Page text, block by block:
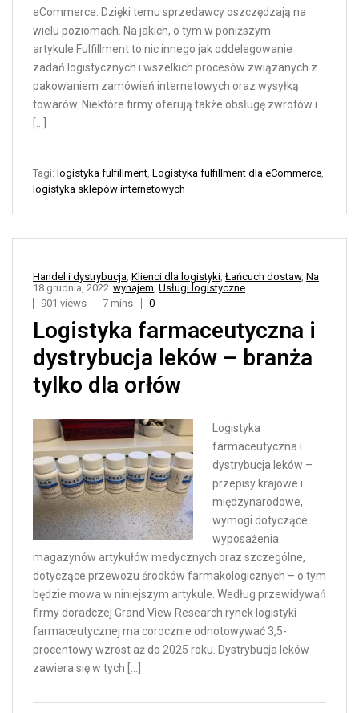
eCommerce. Dzięki temu sprzedawcy oszczędzają na
wielu poziomach. Na jakich, o tym w poniższym
artykule.Fulfillment to nic innego jak oddelegowanie
zadań logistycznych i wszelkich procesów związanych z
pakowaniem zamówień internetowych oraz wysyłką
towarów. Niektóre firmy oferują także obsługę zwrotów i
[…]
Tagi: logistyka fulfillment, Logistyka fulfillment dla eCommerce,
logistyka sklepów internetowych
Handel i dystrybucja, Klienci dla logistyki, Łańcuch dostaw, Na
wynajem, Usługi logistyczne
18 grudnia, 2022
901 views
7 mins 0
Logistyka farmaceutyczna i
dystrybucja leków – branża
tylko dla orłów
Logistyka
farmaceutyczna i
dystrybucja leków –
przepisy krajowe i
międzynarodowe,
wymogi dotyczące
wyposażenia
magazynów artykułów medycznych oraz szczególne,
dotyczące przewozu środków farmakologicznych – o tym
będzie mowa w niniejszym artykule. Według przewidywań
firmy doradczej Grand View Research rynek logistyki
farmaceutycznej ma corocznie odnotowywać 3,5-
procentowy wzrost aż do 2025 roku. Dystrybucja leków
zawiera się w tych […]